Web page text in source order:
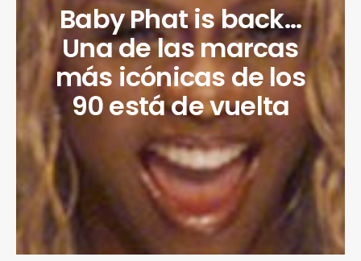
Baby Phat is back…
Una de las marcas
más icónicas de los
90 está de vuelta